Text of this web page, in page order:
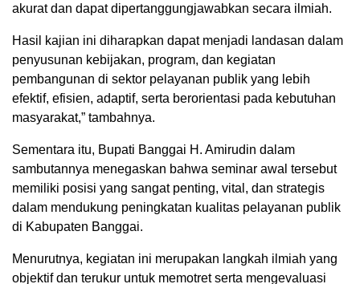
akurat dan dapat dipertanggungjawabkan secara ilmiah.
Hasil kajian ini diharapkan dapat menjadi landasan dalam
penyusunan kebijakan, program, dan kegiatan
pembangunan di sektor pelayanan publik yang lebih
efektif, efisien, adaptif, serta berorientasi pada kebutuhan
masyarakat,” tambahnya.
Sementara itu, Bupati Banggai H. Amirudin dalam
sambutannya menegaskan bahwa seminar awal tersebut
memiliki posisi yang sangat penting, vital, dan strategis
dalam mendukung peningkatan kualitas pelayanan publik
di Kabupaten Banggai.
Menurutnya, kegiatan ini merupakan langkah ilmiah yang
objektif dan terukur untuk memotret serta mengevaluasi